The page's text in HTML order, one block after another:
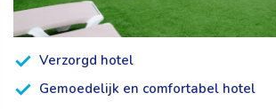
Verzorgd hotel
Gemoedelijk en comfortabel hotel